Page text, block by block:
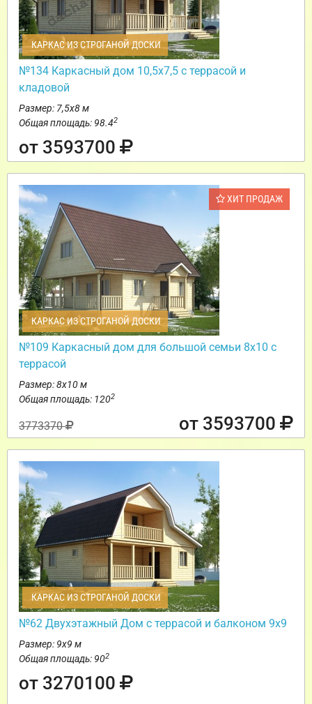
КАРКАС ИЗ СТРОГАНОЙ ДОСКИ
№134 Каркасный дом 10,5х7,5 с террасой и
кладовой
Размер: 7,5х8 м
Общая площадь: 98.42
от 3593700
ХИТ ПРОДАЖ
КАРКАС ИЗ СТРОГАНОЙ ДОСКИ
№109 Каркасный дом для большой семьи 8х10 с
террасой
Размер: 8х10 м
Общая площадь: 1202
3773370 от 3593700
КАРКАС ИЗ СТРОГАНОЙ ДОСКИ
№62 Двухэтажный Дом с террасой и балконом 9х9
Размер: 9х9 м
Общая площадь: 902
от 3270100